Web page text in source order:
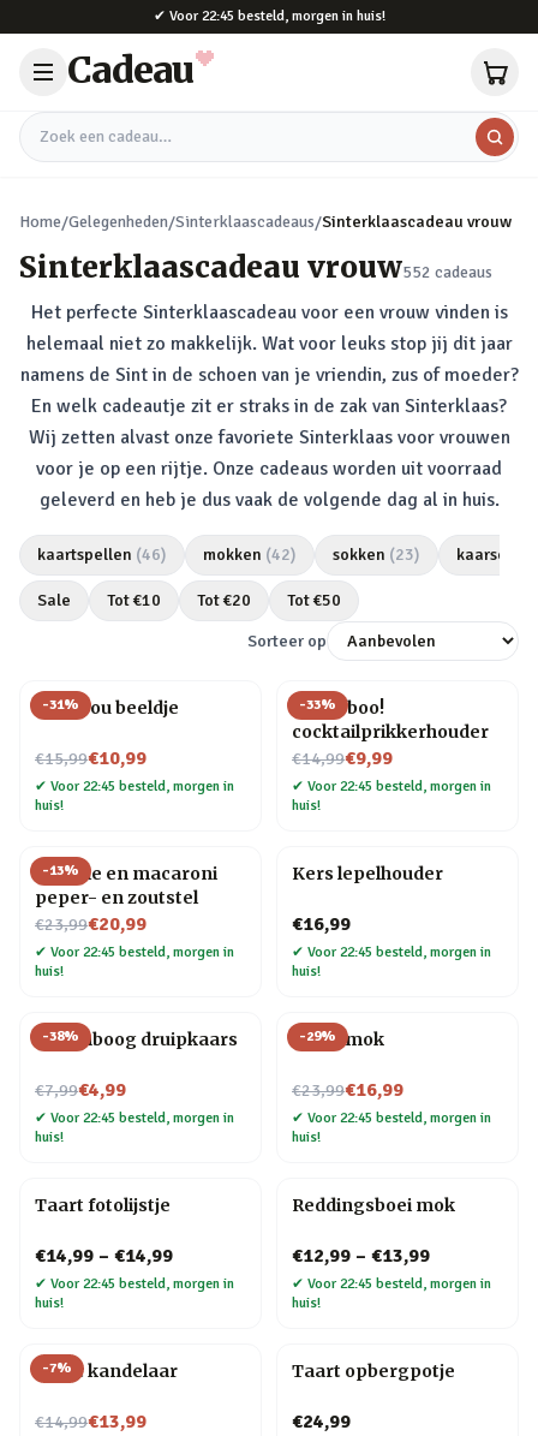
✔ Voor 22:45 besteld, morgen in huis!
Cadeau
Zoek een cadeau
Home/Gelegenheden/Sinterklaascadeaus/Sinterklaascadeau vrouw
Sinterklaascadeau vrouw552 cadeaus
Het perfecte Sinterklaascadeau voor een vrouw vinden is
helemaal niet zo makkelijk. Wat voor leuks stop jij dit jaar
namens de Sint in de schoen van je vriendin, zus of moeder?
En welk cadeautje zit er straks in de zak van Sinterklaas?
Wij zetten alvast onze favoriete Sinterklaas voor vrouwen
voor je op een rijtje. Onze cadeaus worden uit voorraad
geleverd en heb je dus vaak de volgende dag al in huis.
kaartspellen (46) mokken (42) sokken (23) kaarsen
Sale Tot €10 Tot €20 Tot €50
Sorteer op
-31%
Love you beeldje
€15,99
Nu voor€10,99
✔ Voor 22:45 besteld, morgen in
huis!
-33%
Pick a boo!
cocktailprikkerhouder
€14,99
Nu voor€9,99
✔ Voor 22:45 besteld, morgen in
huis!
-13%
Farfalle en macaroni
peper- en zoutstel
€23,99
Nu voor€20,99
✔ Voor 22:45 besteld, morgen in
huis!
Kers lepelhouder
€16,99
✔ Voor 22:45 besteld, morgen in
huis!
-38%
Regenboog druipkaars
€7,99
Nu voor€4,99
✔ Voor 22:45 besteld, morgen in
huis!
-29%
Taart mok
€23,99
Nu voor€16,99
✔ Voor 22:45 besteld, morgen in
huis!
Taart fotolijstje
€14,99 – €14,99
✔ Voor 22:45 besteld, morgen in
huis!
Reddingsboei mok
€12,99 – €13,99
✔ Voor 22:45 besteld, morgen in
huis!
-7%
Taart kandelaar
€14,99
Nu voor€13,99
Taart opbergpotje
€24,99